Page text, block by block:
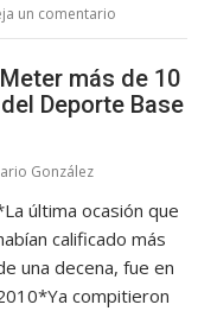
un comentario
más de 10
Deporte Base
González
última ocasión que
calificado más
una decena, fue en
compitieron